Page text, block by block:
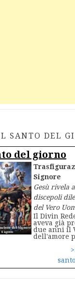
SANTO DEL
del giorno
Signore
Gesù rivela
discepoli
del Vero
Il Divin
aveva già
due anni il
dell'amore